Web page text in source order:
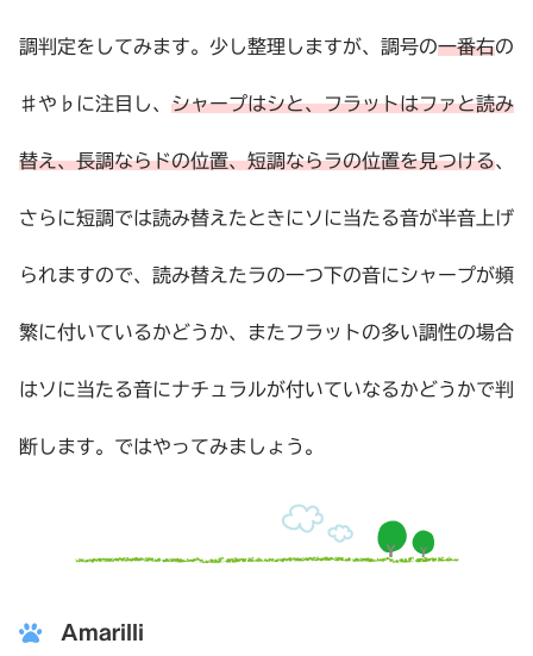
調判定をしてみます。少し整理しますが、調号の一番右の
♯や♭に注目し、 シャープはシと、フラットはファと読み
替え、長調ならドの位置、短調ならラの位置を見つける、
さらに短調では読み替えたときにソに当たる音が半音上げ
られますので、読み替えたラの一つ下の音にシャープが頻
繁に付いているかどうか、またフラットの多い調性の場合
はソに当たる音にナチュラルが付いていなるかどうかで判
断します。ではやってみましょう。
Amarilli